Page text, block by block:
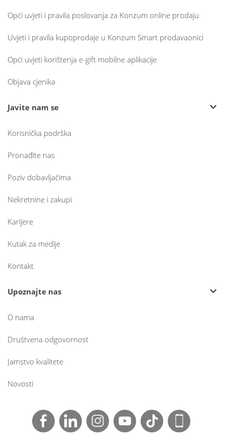
Opći uvjeti i pravila poslovanja za Konzum online prodaju
Uvjeti i pravila kupoprodaje u Konzum Smart prodavaonici
Opći uvjeti korištenja e-gift mobilne aplikacije
Objava cjenika
Javite nam se
Korisnička podrška
Pronađite nas
Poziv dobavljačima
Nekretnine i zakupi
Karijere
Kutak za medije
Kontakt
Upoznajte nas
O nama
Društvena odgovornost
Jamstvo kvalitete
Novosti